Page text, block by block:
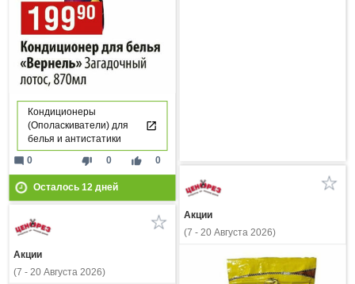
Кондиционеры
(Ополаскиватели) для
белья и антистатики
thumb_down 0 thumb_up 0
mode_comment 0
Осталось 12дней
Акции
(7 - 20 Августа 2026)
Акции
(7 - 20 Августа 2026)